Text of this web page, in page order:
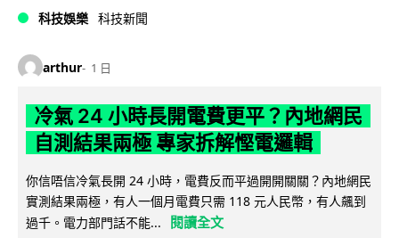
科技娛樂 科技新聞
arthur 1 日
冷氣 24 小時長開電費更平？內地網民
自測結果兩極 專家拆解慳電邏輯
你信唔信冷氣長開 24 小時，電費反而平過開開關關？內地網民
實測結果兩極，有人一個月電費只需 118 元人民幣，有人飆到
過千。電力部門話不能...
閱讀全文